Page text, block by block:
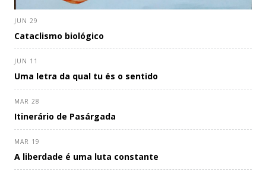
JUN 29
Cataclismo biológico
JUN 11
Uma letra da qual tu és o sentido
MAR 28
Itinerário de Pasárgada
MAR 19
A liberdade é uma luta constante